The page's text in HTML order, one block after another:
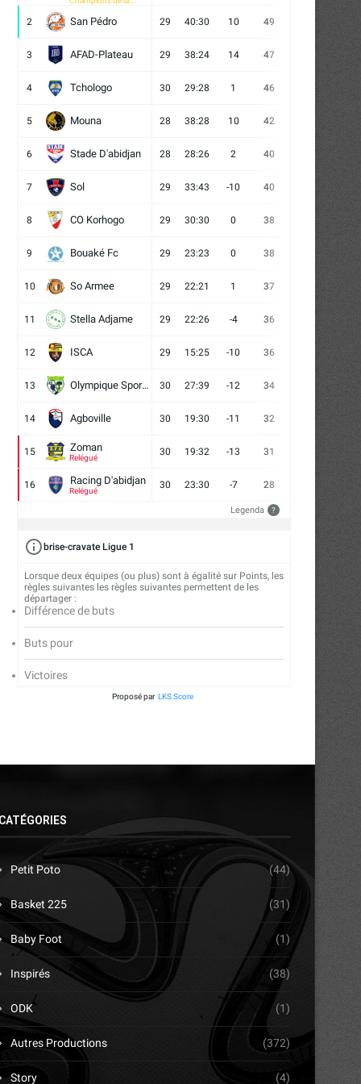
24/07/2026
transmission
2 San Pédro 29 40:30 10 49
3 AFAD-Plateau 29 38:24 14 47
4 Tchologo 30 29:28 1 46
5 Mouna 28 38:28 10 42
6 Stade D'abidjan 28 28:26 2 40
7 Sol 29 33:43 -10 40 4
8 CO Korhogo 29 30:30 0 38
9 Bouaké Fc 29 23:23 0 38
10 So Armee 29 22:21 1 37 10
11 Stella Adjame 29 22:26 -4 36
12 ISCA 29 15:25 -10 36 13
13 Olympique Sport d'Abobo FC 30 27:39 -12 34 14
14 Agboville 30 19:30 -11 32
15 Zoman
Relégué
30 19:32 -13 31 10 13
16 Racing D'abidjan
Relégué
30 23:30 -7 28
Legenda ?
brise-cravate Ligue 1
Lorsque deux équipes (ou plus) sont à égalité sur Points, les
règles suivantes les règles suivantes permettent de les
départager :
Différence de buts
Buts pour
Victoires
Proposé par LKS Score
Petit Poto (44)
Basket 225 (31)
Baby Foot (1)
Inspirés (38)
ODK (1)
Autres Productions (372)
Story (4)